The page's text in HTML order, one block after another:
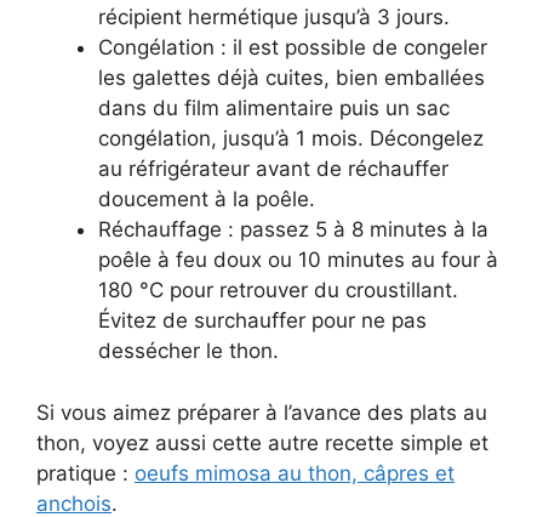
récipient hermétique jusqu’à 3 jours.
Congélation : il est possible de congeler
les galettes déjà cuites, bien emballées
dans du film alimentaire puis un sac
congélation, jusqu’à 1 mois. Décongelez
au réfrigérateur avant de réchauffer
doucement à la poêle.
Réchauffage : passez 5 à 8 minutes à la
poêle à feu doux ou 10 minutes au four à
180 °C pour retrouver du croustillant.
Évitez de surchauffer pour ne pas
dessécher le thon.
Si vous aimez préparer à l’avance des plats au
thon, voyez aussi cette autre recette simple et
pratique : oeufs mimosa au thon, câpres et
anchois.